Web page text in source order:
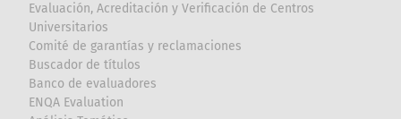
Evaluación, Acreditación y Verificación de Centros
Universitarios
Comité de garantías y reclamaciones
Buscador de títulos
Banco de evaluadores
ENQA Evaluation